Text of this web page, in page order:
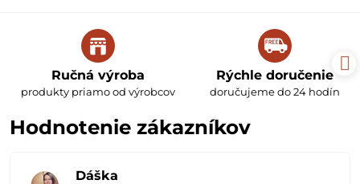
Ručná výroba
produkty priamo od výrobcov
Rýchle doručenie
doručujeme do 24 hodín
Hodnotenie zákazníkov
Dáška